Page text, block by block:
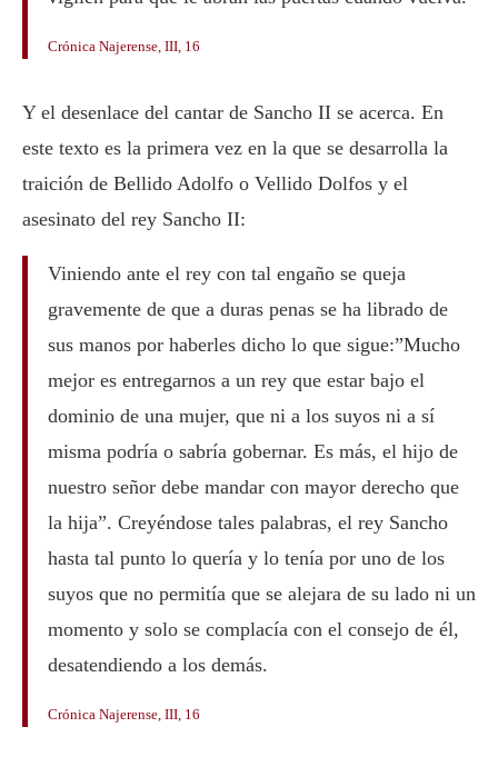
Crónica Najerense, III, 16
Y el desenlace del cantar de Sancho II se acerca. En
este texto es la primera vez en la que se desarrolla la
traición de Bellido Adolfo o Vellido Dolfos y el
asesinato del rey Sancho II:
Viniendo ante el rey con tal engaño se queja
gravemente de que a duras penas se ha librado de
sus manos por haberles dicho lo que sigue:”Mucho
mejor es entregarnos a un rey que estar bajo el
dominio de una mujer, que ni a los suyos ni a sí
misma podría o sabría gobernar. Es más, el hijo de
nuestro señor debe mandar con mayor derecho que
la hija”. Creyéndose tales palabras, el rey Sancho
hasta tal punto lo quería y lo tenía por uno de los
suyos que no permitía que se alejara de su lado ni un
momento y solo se complacía con el consejo de él,
desatendiendo a los demás.
Crónica Najerense, III, 16